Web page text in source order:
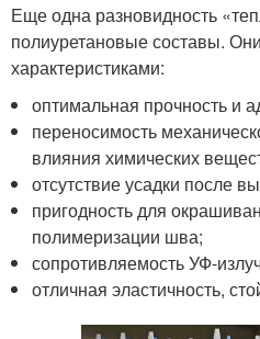
Еще одна разновидность
полиуретановые составы.
характеристиками:
оптимальная прочность и
переносимость
влияния химических
отсутствие усадки после
пригодность для
полимеризации шва;
сопротивляемость УФ-
отличная эластичность,